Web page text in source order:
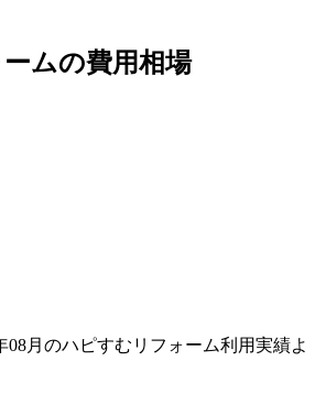
ムの費用相場
08月のハピすむリフォーム利用実績よ